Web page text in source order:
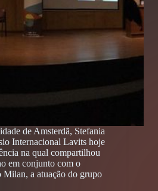
de Amsterdã, Stefania
Internacional Lavits hoje
na qual compartilhou
em conjunto com o
a atuação do grupo